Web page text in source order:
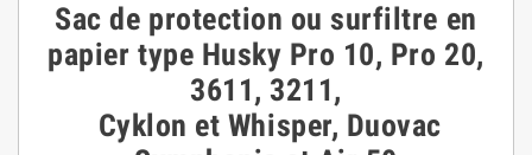
Sac de protection ou surfiltre en
papier type Husky Pro 10, Pro 20,
3611, 3211,
Cyklon et Whisper, Duovac